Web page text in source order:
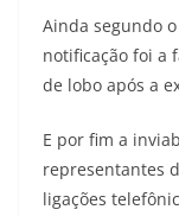
Ainda segundo
notificação foi a
de lobo após a
E por fim a
representantes
ligações